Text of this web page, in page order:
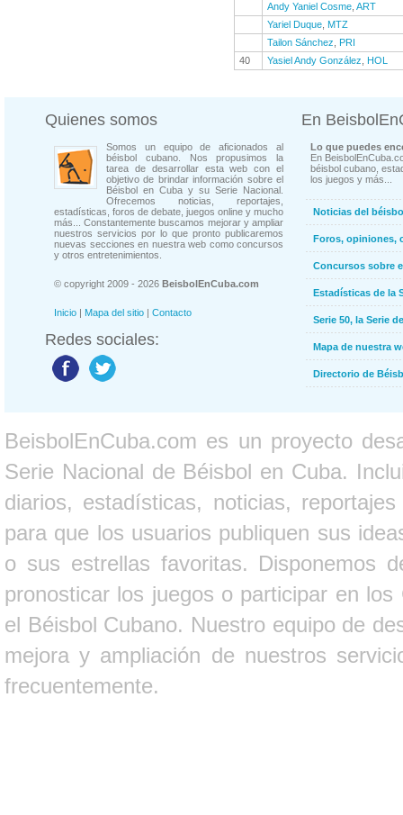
Andy Yaniel Cosme ART
Yariel Duque MTZ
Tailon Sánchez
PRI
40
Yasiel Andy González HOL
Quienes somos
Somos un equipo de aficionados al
béisbol cubano. Nos propusimos la
tarea de desarrollar esta web con el
objetivo de brindar información sobre el
Béisbol en Cuba y su Serie Nacional.
Ofrecemos noticias, reportajes,
estadísticas, foros de debate, juegos online y mucho
más... Constantemente buscamos mejorar y ampliar
nuestros servicios por lo que pronto publicaremos
nuevas secciones en nuestra web como concursos
y otros entretenimientos.
© copyright 2009 - 2026 BeisbolEnCuba.com
Inicio | Mapa del sitio | Contacto
Redes sociales:
En
Lo que puedes
En
béisbol cubano,
los juegos y más...
Noticias del
Foros, opiniones,
Concursos sobre
Estadísticas de la
Serie 50, la Serie
Mapa de nuestra
Directorio de
BeisbolEnCuba.com es un proyecto
Serie Nacional de Béisbol en Cuba.
diarios, estadísticas, noticias,
para que los usuarios publiquen sus
o sus estrellas favoritas. Disponemos
pronosticar los juegos o participar en
el Béisbol Cubano. Nuestro equipo de
mejora y ampliación de nuestros
frecuentemente.